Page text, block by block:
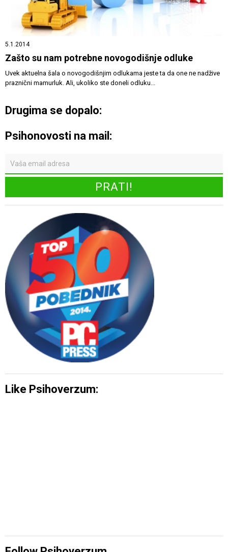
5.1.2014
Zašto su nam potrebne novogodišnje odluke
Uvek aktuelna šala o novogodišnjim odlukama jeste ta da one ne nadžive
praznični mamurluk. Ali, ukoliko ste doneli odluku...
Drugima se dopalo:
Psihonovosti na mail:
Like Psihoverzum: